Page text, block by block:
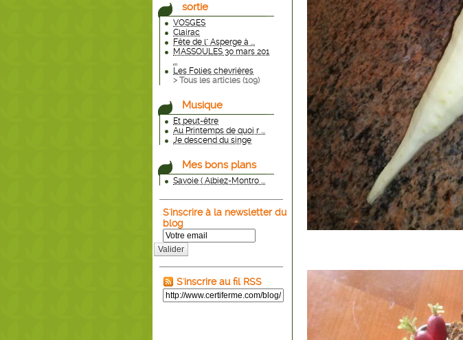
sortie
VOSGES
Clairac
Fête de l" Asperge à ...
MASSOULES 30 mars 201
...
Les Folies chevriéres
> Tous les articles (109)
Musique
Et peut-être
Au Printemps de quoi r ...
Je descend du singe
Mes bons plans
Savoie ( Albiez-Montro ...
S'inscrire à la newsletter du
blog
Valider
S'inscrire au fil RSS